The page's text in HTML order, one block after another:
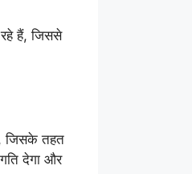
हैं, जिससे
जिसके तहत
देगा और